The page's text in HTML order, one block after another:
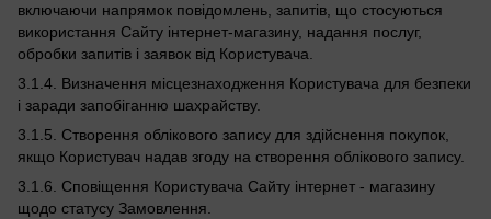
включаючи напрямок повідомлень, запитів, що стосуються
використання Сайту інтернет-магазину, надання послуг,
обробки запитів і заявок від Користувача.
3.1.4. Визначення місцезнаходження Користувача для безпеки
і заради запобіганню шахрайству.
3.1.5. Створення облікового запису для здійснення покупок,
якщо Користувач надав згоду на створення облікового запису.
3.1.6. Сповіщення Користувача Сайту інтернет - магазину
щодо статусу Замовлення.